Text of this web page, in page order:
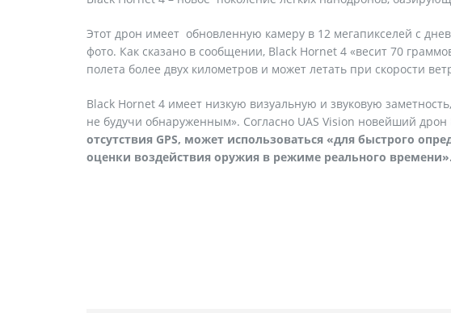
Этот дрон имеет обновленную камеру в 12 мегапикселей с
фото. Как сказано в сообщении, Black Hornet 4 «весит 70
полета более двух километров и может летать при скорости
Black Hornet 4 имеет низкую визуальную и звуковую
не будучи обнаруженным». Согласно UAS Vision новейший дрон
отсутствия GPS, может использоваться «для быстрого
оценки воздействия оружия в режиме реального времени».